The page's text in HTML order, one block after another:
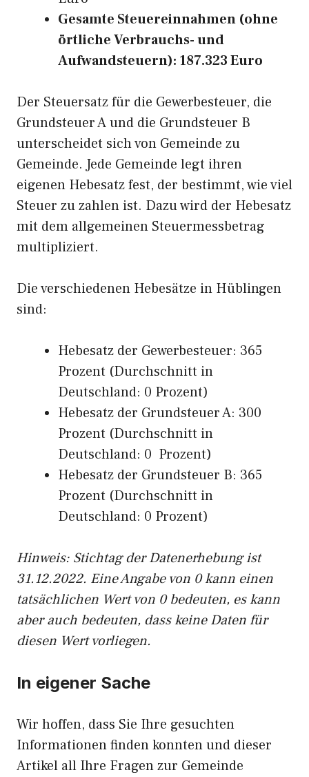
Gesamte Steuereinnahmen (ohne
örtliche Verbrauchs- und
Aufwandsteuern): 187.323 Euro
Der Steuersatz für die Gewerbesteuer, die
Grundsteuer A und die Grundsteuer B
unterscheidet sich von Gemeinde zu
Gemeinde. Jede Gemeinde legt ihren
eigenen Hebesatz fest, der bestimmt, wie viel
Steuer zu zahlen ist. Dazu wird der Hebesatz
mit dem allgemeinen Steuermessbetrag
multipliziert.
Die verschiedenen Hebesätze in Hüblingen
sind:
Hebesatz der Gewerbesteuer: 365
Prozent (Durchschnitt in
Deutschland: 0 Prozent)
Hebesatz der Grundsteuer A: 300
Prozent (Durchschnitt in
Deutschland: 0 Prozent)
Hebesatz der Grundsteuer B: 365
Prozent (Durchschnitt in
Deutschland: 0 Prozent)
Hinweis: Stichtag der Datenerhebung ist
31.12.2022. Eine Angabe von 0 kann einen
tatsächlichen Wert von 0 bedeuten, es kann
aber auch bedeuten, dass keine Daten für
diesen Wert vorliegen.
In eigener Sache
Wir hoffen, dass Sie Ihre gesuchten
Informationen finden konnten und dieser
Artikel all Ihre Fragen zur Gemeinde